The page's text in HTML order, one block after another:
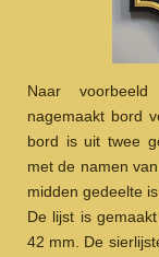
Naar
nagemaakt bord
bord is uit twee
met de namen
midden gedeelte
De lijst is
42 mm. De